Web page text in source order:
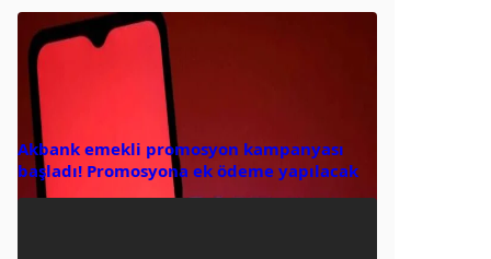
Akbank emekli promosyon kampanyası
başladı! Promosyona ek ödeme yapılacak